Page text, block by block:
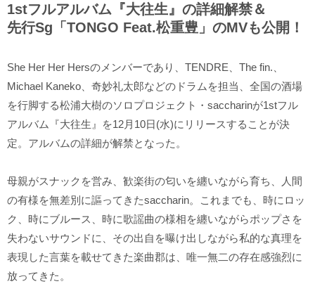
1stフルアルバム『大往生』の詳細解禁＆
先行Sg「TONGO Feat.松重豊」のMVも公開！
She Her Her Hersのメンバーであり、TENDRE、The fin.、
Michael Kaneko、奇妙礼太郎などのドラムを担当、全国の酒場
を行脚する松浦大樹のソロプロジェクト・saccharinが1stフル
アルバム『大往生』を12月10日(水)にリリースすることが決
定。アルバムの詳細が解禁となった。
母親がスナックを営み、歓楽街の匂いを纏いながら育ち、人間
の有様を無差別に謳ってきたsaccharin。これまでも、時にロッ
ク、時にブルース、時に歌謡曲の様相を纏いながらポップさを
失わないサウンドに、その出自を曝け出しながら私的な真理を
表現した言葉を載せてきた楽曲郡は、唯一無二の存在感強烈に
放ってきた。